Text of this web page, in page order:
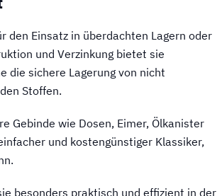
Einsatz in überdachten Lagern oder
und Verzinkung bietet sie
die sichere Lagerung von nicht
Stoffen.
Gebinde wie Dosen, Eimer, Ölkanister
und kostengünstiger Klassiker,
besonders praktisch und effizient in der